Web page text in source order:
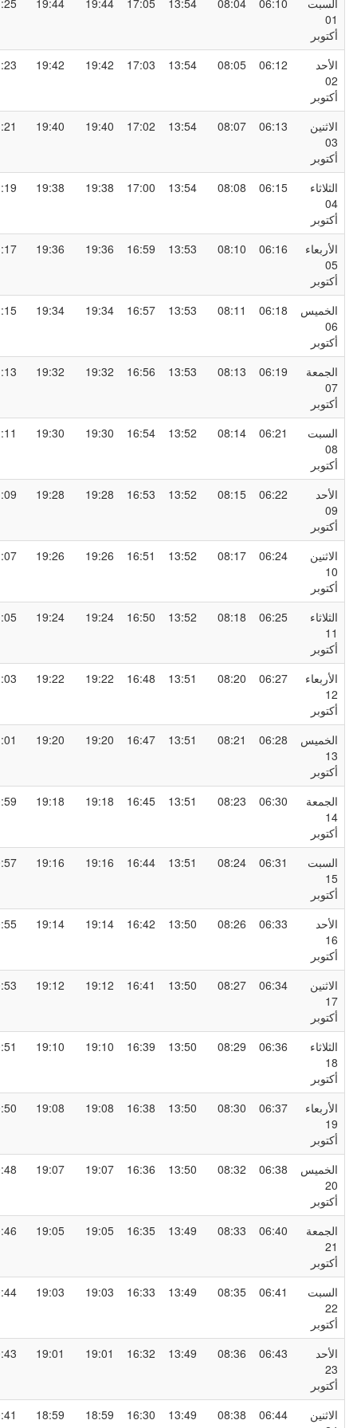
06:10
08:04
13:54
17:05
19:44
19:44
21:25
06:12
08:05
13:54
17:03
19:42
19:42
21:23
06:13
08:07
13:54
17:02
19:40
19:40
21:21
06:15
08:08
13:54
17:00
19:38
19:38
21:19
06:16
08:10
13:53
16:59
19:36
19:36
21:17
06:18
08:11
13:53
16:57
19:34
19:34
21:15
06:19
08:13
13:53
16:56
19:32
19:32
21:13
06:21
08:14
13:52
16:54
19:30
19:30
21:11
06:22
08:15
13:52
16:53
19:28
19:28
21:09
06:24
08:17
13:52
16:51
19:26
19:26
21:07
06:25
08:18
13:52
16:50
19:24
19:24
21:05
06:27
08:20
13:51
16:48
19:22
19:22
21:03
06:28
08:21
13:51
16:47
19:20
19:20
21:01
06:30
08:23
13:51
16:45
19:18
19:18
20:59
06:31
08:24
13:51
16:44
19:16
19:16
20:57
06:33
08:26
13:50
16:42
19:14
19:14
20:55
06:34
08:27
13:50
16:41
19:12
19:12
20:53
06:36
08:29
13:50
16:39
19:10
19:10
20:51
06:37
08:30
13:50
16:38
19:08
19:08
20:50
06:38
08:32
13:50
16:36
19:07
19:07
20:48
06:40
08:33
13:49
16:35
19:05
19:05
20:46
06:41
08:35
13:49
16:33
19:03
19:03
20:44
06:43
08:36
13:49
16:32
19:01
19:01
20:43
06:44
08:38
13:49
16:30
18:59
18:59
20:41